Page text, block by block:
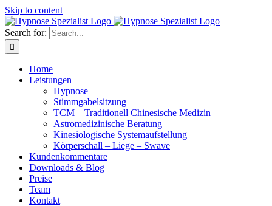
Skip to content
Search for:
Home
Leistungen
Hypnose
Stimmgabelsitzung
TCM – Traditionell Chinesische Medizin
Astromedizinische Beratung
Kinesiologische Systemaufstellung
Körperschall – Liege – Swave
Kundenkommentare
Downloads & Blog
Preise
Team
Kontakt